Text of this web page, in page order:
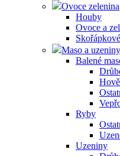
Ovoce zelenina
Houby
Ovoce a
Maso a uzeniny
Balené
Ryby
Uzeniny